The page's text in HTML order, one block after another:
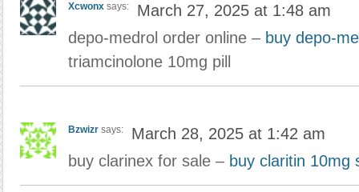
Xcwonx says:
March 27, 2025 at 1:48 am
depo-medrol order online – buy depo-
triamcinolone 10mg pill
Bzwizr says:
March 28, 2025 at 1:42 am
buy clarinex for sale – buy claritin 10mg